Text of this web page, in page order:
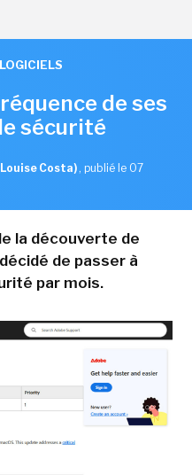
LOGICIELS
de ses
sécurité
Costa) , publié le 07
la découverte de
de passer à
par mois.